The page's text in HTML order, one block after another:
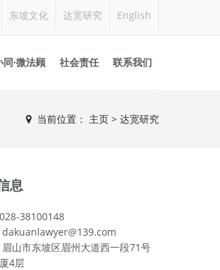
东坡文化 达宽研究 English
同·微法顾 社会责任 联系我们
当前位置： 主页 > 达宽研究
息
38100148
dakuanlawyer@139.com
山市东坡区眉州大道西一段71号
4层